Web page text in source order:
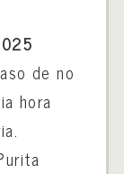
de no
hora